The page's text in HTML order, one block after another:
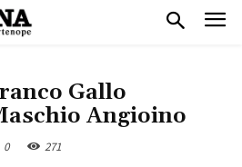
Gallo
Angioino
0 271